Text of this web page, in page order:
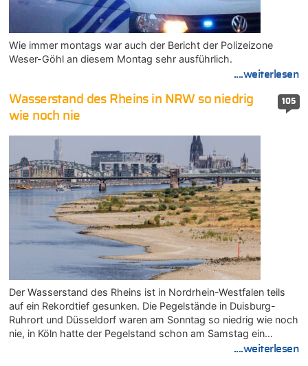
Wie immer montags war auch der Bericht der Polizeizone
Weser-Göhl an diesem Montag sehr ausführlich.
....weiterlesen
105
Wasserstand des Rheins in NRW so niedrig
wie noch nie
Der Wasserstand des Rheins ist in Nordrhein-Westfalen teils
auf ein Rekordtief gesunken. Die Pegelstände in Duisburg-
Ruhrort und Düsseldorf waren am Sonntag so niedrig wie noch
nie, in Köln hatte der Pegelstand schon am Samstag ein…
....weiterlesen